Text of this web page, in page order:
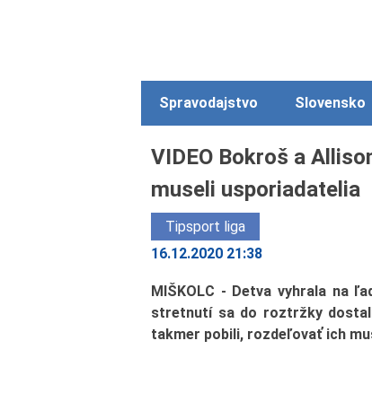
Spravodajstvo Slovensko
VIDEO Bokroš a
museli usporiadatelia
Tipsport liga
16.12.2020 21:38
MIŠKOLC - Detva vyhrala na
stretnutí sa do roztržky
takmer pobili, rozdeľovať ich